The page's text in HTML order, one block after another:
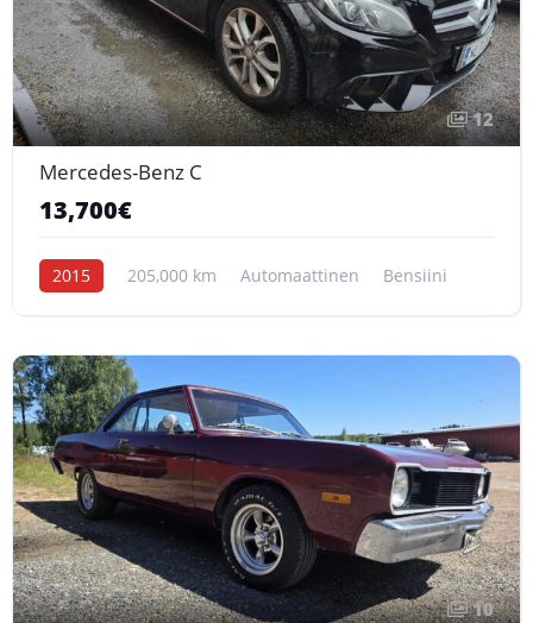
12
Mercedes-Benz C
13,700€
2015 205,000 km Automaattinen Bensiini
10